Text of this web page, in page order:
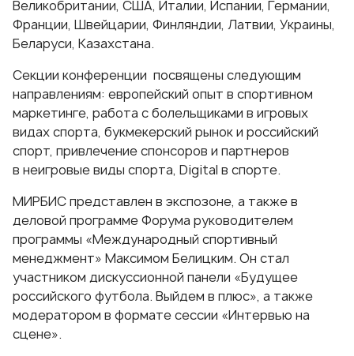
Великобритании, США, Италии, Испании, Германии,
Франции, Швейцарии, Финляндии, Латвии, Украины,
Беларуси, Казахстана.
Секции конференции посвящены следующим
направлениям: европейский опыт в спортивном
маркетинге, работа с болельщиками в игровых
видах спорта, букмекерский рынок и российский
спорт, привлечение спонсоров и партнеров
в неигровые виды спорта, Digital в спорте.
МИРБИС представлен в экспозоне, а также в
деловой программе Форума руководителем
программы «Международный спортивный
менеджмент» Максимом Белицким. Он стал
участником дискуссионной панели «Будущее
российского футбола. Выйдем в плюс», а также
модератором в формате сессии «Интервью на
сцене».